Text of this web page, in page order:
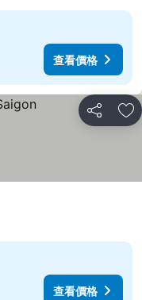
查看價格
分享 加
查看價格